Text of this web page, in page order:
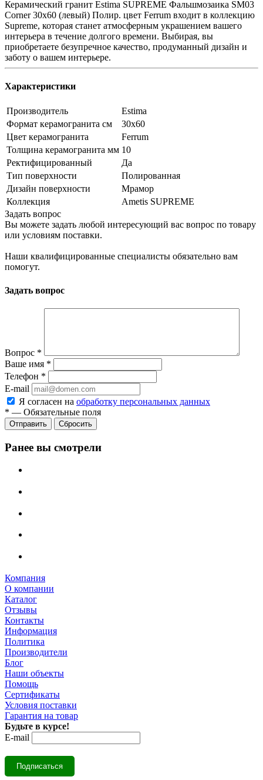
Керамический гранит Estima SUPREME Фальшмозаика SM03
Corner 30x60 (левый) Полир. цвет Ferrum входит в коллекцию
Supreme, которая станет атмосферным украшением вашего
интерьера в течение долгого времени. Выбирая, вы
приобретаете безупречное качество, продуманный дизайн и
заботу о вашем интерьере.
Характеристики
Производитель
Estima
Формат керамогранита см
30х60
Цвет керамогранита
Ferrum
Толщина керамогранита мм 10
Ректифицированный
Да
Тип поверхности
Полированная
Дизайн поверхности
Мрамор
Коллекция
Ametis SUPREME
Задать вопрос
Вы можете задать любой интересующий вас вопрос по товару
или условиям поставки.
Наши квалифицированные специалисты обязательно вам
помогут.
Задать вопрос
Вопрос *
Ваше имя *
Телефон *
E-mail
Я согласен на обработку персональных данных
* — Обязательные поля
Сбросить
Ранее вы смотрели
Компания
О компании
Каталог
Отзывы
Контакты
Информация
Политика
Производители
Блог
Наши объекты
Помощь
Сертификаты
Условия поставки
Гарантия на товар
Будьте в курсе!
E-mail